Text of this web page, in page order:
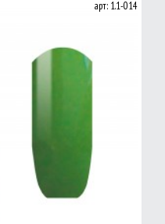
арт: 1.1-014